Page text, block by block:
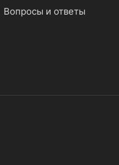
Вопросы и ответы